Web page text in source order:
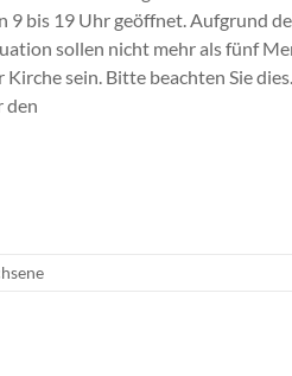
9 bis 19 Uhr geöffnet. Aufgrund
sollen nicht mehr als fünf
Kirche sein. Bitte beachten Sie
den